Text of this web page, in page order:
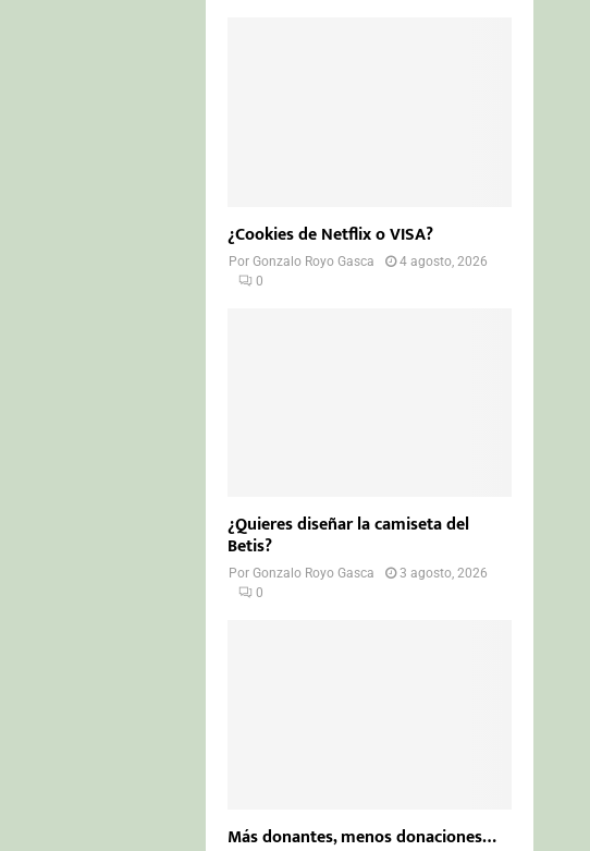
¿Cookies de Netflix o VISA?
PorGonzalo Royo Gasca
4 agosto, 2026
0
¿Quieres diseñar la camiseta del
Betis?
PorGonzalo Royo Gasca
3 agosto, 2026
0
Más donantes, menos donaciones…